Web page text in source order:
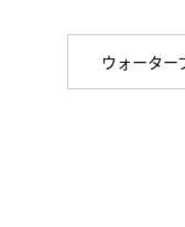
ウォーター